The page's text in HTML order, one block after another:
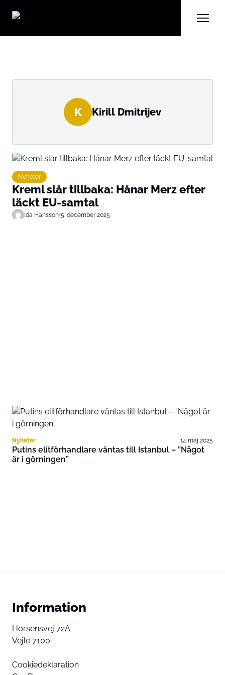
K Kirill Dmitrijev
Nyheter
Kreml slår tillbaka: Hånar Merz efter
läckt EU-samtal
Ida Hansson•5. december 2025
Nyheter 14 maj 2025
Putins elitförhandlare väntas till Istanbul – ”Något
är i görningen”
Information
Horsensvej 72A
Vejle 7100
Cookiedeklaration